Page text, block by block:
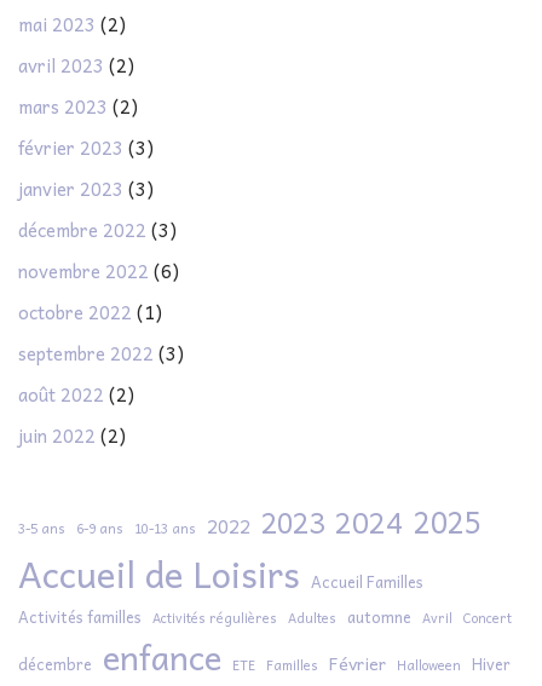
mai 2023 (2)
avril 2023 (2)
mars 2023 (2)
février 2023 (3)
janvier 2023 (3)
décembre 2022 (3)
novembre 2022 (6)
octobre 2022 (1)
septembre 2022 (3)
août 2022 (2)
juin 2022 (2)
3-5 ans 6-9 ans 10-13 ans 2022 2023 2024 2025
Accueil de Loisirs Accueil Familles
Activités familles Activités régulières Adultes automne Avril Concert
décembre enfance ETE Familles Février Halloween Hiver